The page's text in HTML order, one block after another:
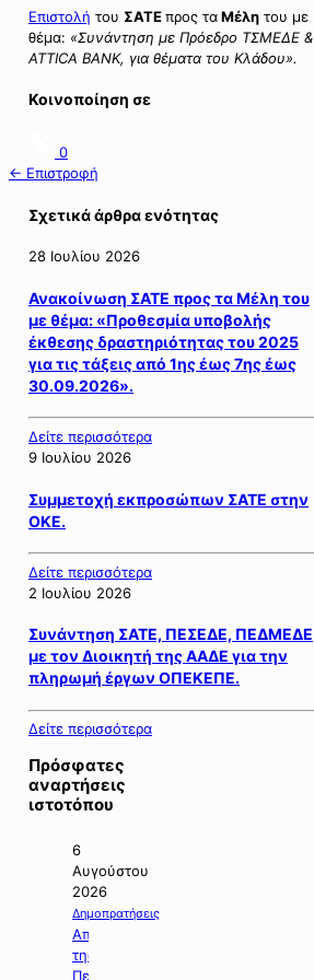
Επιστολή του ΣΑΤΕπρος ταΜέλη του με
θέμα: «Συνάντηση με Πρόεδρο ΤΣΜΕΔΕ &
ATTICA BANK, για θέματα του Κλάδου».
Κοινοποίηση σε
0
← Επιστροφή
Σχετικά άρθρα ενότητας
28 Ιουλίου 2026
Ανακοίνωση ΣΑΤΕ προς τα Μέλη του
με θέμα: «Προθεσμία υποβολής
έκθεσης δραστηριότητας του 2025
για τις τάξεις από 1ης έως 7ης έως
30.09.2026».
Δείτε περισσότερα
9 Ιουλίου 2026
Συμμετοχή εκπροσώπων ΣΑΤΕ στην
ΟΚΕ.
Δείτε περισσότερα
2 Ιουλίου 2026
Συνάντηση ΣΑΤΕ, ΠΕΣΕΔΕ, ΠΕΔΜΕΔΕ
με τον Διοικητή της ΑΑΔΕ για την
πληρωμή έργων ΟΠΕΚΕΠΕ.
Δείτε περισσότερα
Πρόσφατες
αναρτήσεις
ιστοτόπου
6
Αυγούστου
2026
Δημοπρατήσεις
Απόφαση
της
Περιφέρειας